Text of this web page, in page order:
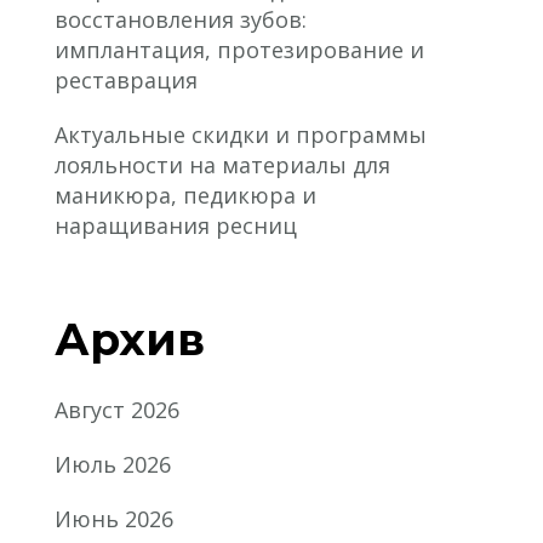
восстановления зубов:
имплантация, протезирование и
реставрация
Актуальные скидки и программы
лояльности на материалы для
маникюра, педикюра и
наращивания ресниц
Архив
Август 2026
Июль 2026
Июнь 2026